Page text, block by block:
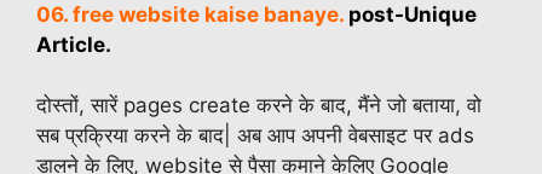
06. free website kaise banaye. post-Unique
Article.
दोस्तों, सारें pages create करने के बाद, मैंने जो बताया, वो
सब प्रक्रिया करने के बाद| अब आप अपनी वेबसाइट पर ads
डालने के लिए, website से पैसा कमाने केलिए Google